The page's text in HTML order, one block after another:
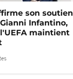
son soutien
Infantino,
maintient